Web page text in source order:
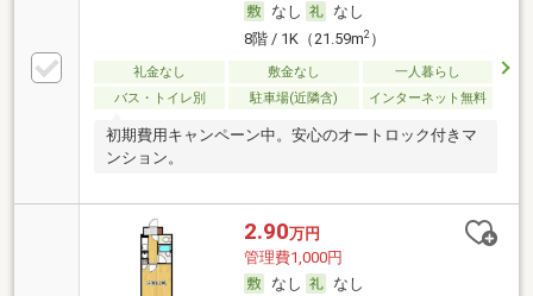
なし
なし
8階 / 1K（21.59m2）
礼金なし 敷金なし
一人暮らし
バス・トイレ別
駐車場(近隣含) インターネット無料
初期費用キャンペーン中。安心のオートロック付きマ
ンション。
2.90万円
管理費1,000円
なし
なし